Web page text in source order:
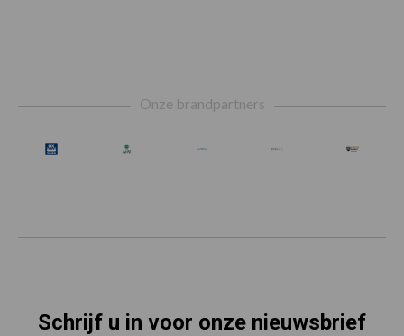
Onze brandpartners
Schrijf u in voor onze nieuwsbrief